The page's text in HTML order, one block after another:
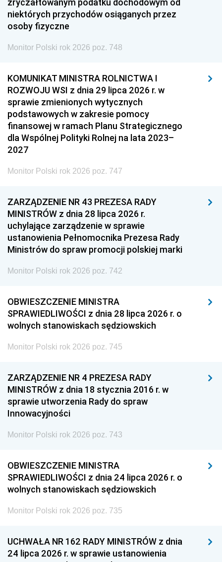
niektórych przychodów osiąganych przez
osoby fizyczne
Monitor Polski rok 2026 poz. 748
KOMUNIKAT MINISTRA ROLNICTWA I
ROZWOJU WSI z dnia 29 lipca 2026 r. w
sprawie zmienionych wytycznych
podstawowych w zakresie pomocy
finansowej w ramach Planu Strategicznego
dla Wspólnej Polityki Rolnej na lata 2023–
2027
Monitor Polski rok 2026 poz. 747
ZARZĄDZENIE NR 43 PREZESA RADY
MINISTRÓW z dnia 28 lipca 2026 r.
uchylające zarządzenie w sprawie
ustanowienia Pełnomocnika Prezesa Rady
Ministrów do spraw promocji polskiej marki
Monitor Polski rok 2026 poz. 742
OBWIESZCZENIE MINISTRA
SPRAWIEDLIWOŚCI z dnia 28 lipca 2026 r. o
wolnych stanowiskach sędziowskich
Monitor Polski rok 2026 poz. 745
ZARZĄDZENIE NR 4 PREZESA RADY
MINISTRÓW z dnia 18 stycznia 2016 r. w
sprawie utworzenia Rady do spraw
Innowacyjności
Monitor Polski rok 2026 poz. 743
OBWIESZCZENIE MINISTRA
SPRAWIEDLIWOŚCI z dnia 24 lipca 2026 r. o
wolnych stanowiskach sędziowskich
Monitor Polski rok 2026 poz. 735
UCHWAŁA NR 162 RADY MINISTRÓW z dnia
24 lipca 2026 r. w sprawie ustanowienia